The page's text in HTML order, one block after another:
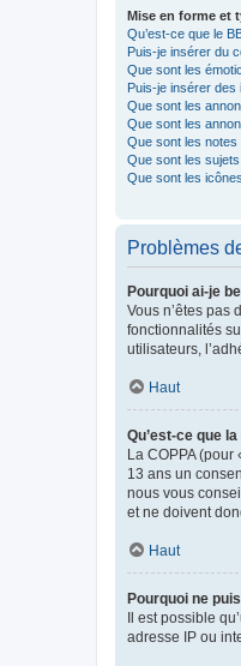
Mise en forme et
Qu’est-ce que le
Puis-je insérer du
Que sont les
Puis-je insérer des
Que sont les
Que sont les
Que sont les notes
Que sont les
Que sont les
Problèmes
Pourquoi ai-je
Vous n’êtes pas
fonctionnalités
utilisateurs,
Haut
Qu’est-ce que la
La COPPA
13 ans un
nous vous
et ne doivent
Haut
Pourquoi ne
Il est possible
adresse IP ou